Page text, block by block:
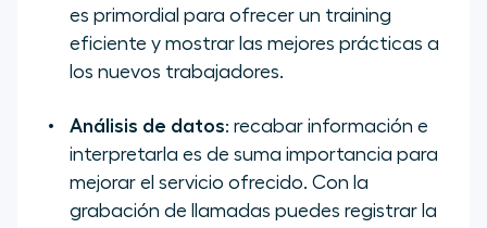
es primordial para ofrecer un training
eficiente y mostrar las mejores prácticas a
los nuevos trabajadores.
Análisis de datos: recabar información e
interpretarla es de suma importancia para
mejorar el servicio ofrecido. Con la
grabación de llamadas puedes registrar la